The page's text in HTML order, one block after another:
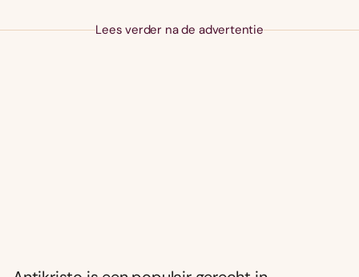
Lees verder na de advertentie